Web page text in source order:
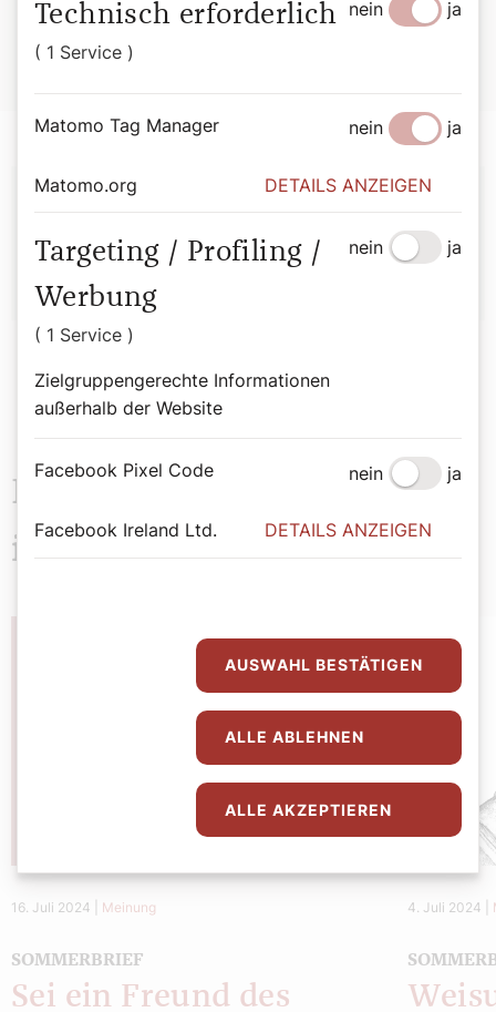
Quelle:Gisbert Greshake/Josef Weismayer, Quellen
Autor:
Stefan Kronthaler
Das könnte Sie auch
interessieren
16. Juli 2024 Meinung
SOMMERBRIEF
Sei ein Freund des
4. Juli 2024
Technisch erforderlich
( 1 Service )
nein ja
Matomo Tag Manager nein ja
Matomo.org DETAILS ANZEIGEN
Targeting / Profiling /
Werbung
( 1 Service )
Zielgruppengerechte Informationen
außerhalb der Website
nein ja
Facebook Pixel Code nein ja
Facebook Ireland Ltd. DETAILS ANZEIGEN
AUSWAHL BESTÄTIGEN
ALLE ABLEHNEN
ALLE AKZEPTIEREN